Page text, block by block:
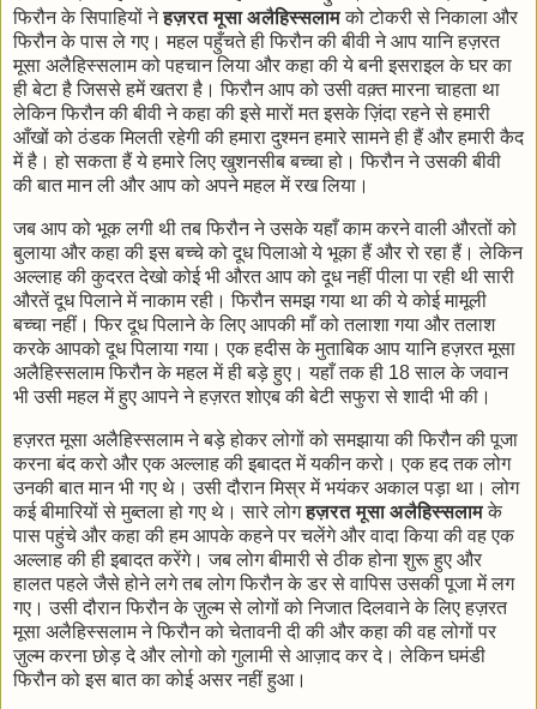
फिरौन के सिपाहियों नेहज़रत मूसा अलैहिस्सलामको टोकरी से निकाला और
फिरौन के पास ले गए। महल पहुँचते ही फिरौन की बीवी ने आप यानि हज़रत
मूसा अलैहिस्सलाम को पहचान लिया और कहा की ये बनी इसराइल के घर का
ही बेटा है जिससे हमें खतरा है। फिरौन आप को उसी वक़्त मारना चाहता था
लेकिन फिरौन की बीवी ने कहा की इसे मारों मत इसके ज़िंदा रहने से हमारी
आँखों को ठंडक मिलती रहेगी की हमारा दुश्मन हमारे सामने ही हैं और हमारी कैद
में है। हो सकता हैं ये हमारे लिए खुशनसीब बच्चा हो। फिरौन ने उसकी बीवी
की बात मान ली और आप को अपने महल में रख लिया।
जब आप को भूक लगी थी तब फिरौन ने उसके यहाँ काम करने वाली औरतों को
बुलाया और कहा की इस बच्चे को दूध पिलाओ ये भूका हैं और रो रहा हैं। लेकिन
अल्लाह की कुदरत देखो कोई भी औरत आप को दूध नहीं पीला पा रही थी सारी
औरतें दूध पिलाने में नाकाम रही। फिरौन समझ गया था की ये कोई मामूली
बच्चा नहीं। फिर दूध पिलाने के लिए आपकी माँ को तलाशा गया और तलाश
करके आपको दूध पिलाया गया। एक हदीस के मुताबिक आप यानि हज़रत मूसा
अलैहिस्सलाम फिरौन के महल में ही बड़े हुए। यहाँ तक ही 18 साल के जवान
भी उसी महल में हुए आपने ने हज़रत शोएब की बेटी सफुरा से शादी भी की।
हज़रत मूसा अलैहिस्सलाम ने बड़े होकर लोगों को समझाया की फिरौन की पूजा
करना बंद करो और एक अल्लाह की इबादत में यकीन करो। एक हद तक लोग
उनकी बात मान भी गए थे। उसी दौरान मिस्र में भयंकर अकाल पड़ा था। लोग
कई बीमारियों से मुब्तला हो गए थे। सारे लोगहज़रत मूसा अलैहिस्सलामके
पास पहुंचे और कहा की हम आपके कहने पर चलेंगे और वादा किया की वह एक
अल्लाह की ही इबादत करेंगे। जब लोग बीमारी से ठीक होना शुरू हुए और
हालत पहले जैसे होने लगे तब लोग फिरौन के डर से वापिस उसकी पूजा में लग
गए। उसी दौरान फिरौन के ज़ुल्म से लोगों को निजात दिलवाने के लिए हज़रत
मूसा अलैहिस्सलाम ने फिरौन को चेतावनी दी की और कहा की वह लोगों पर
ज़ुल्म करना छोड़ दे और लोगो को गुलामी से आज़ाद कर दे। लेकिन घमंडी
फिरौन को इस बात का कोई असर नहीं हुआ।